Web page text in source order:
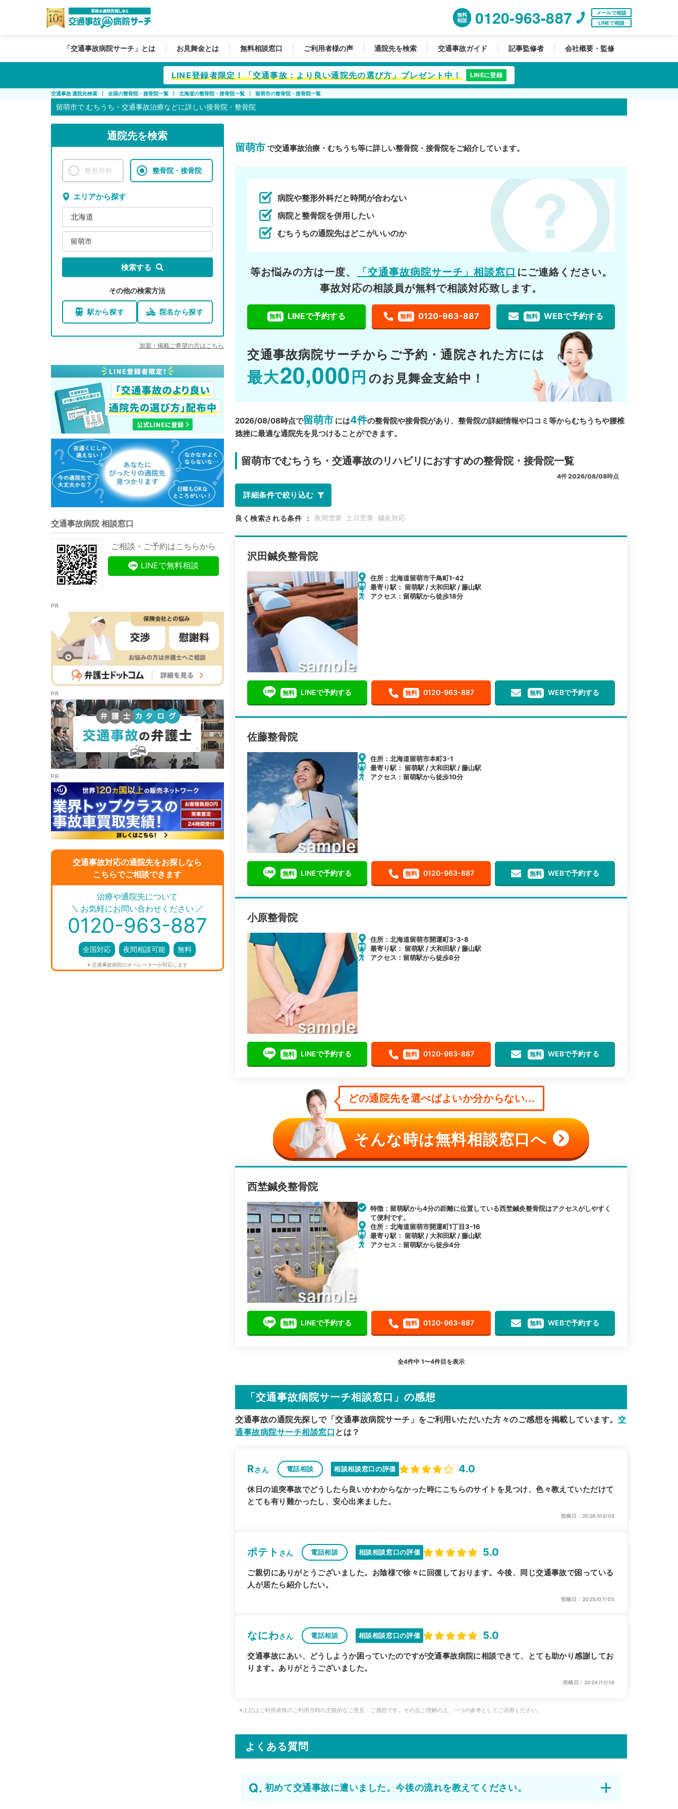
無料
相談
0120-963-887
メールで相談
LINEで相談
「交通事故病院サーチ」とは お見舞金とは 無料相談窓口 ご利用者様の声 通院先を検索 交通事故ガイド 記事監修者 会社概要・監修
LINE登録者限定！「交通事故：より良い通院先の選び方」プレゼント中！ LINEに登録
交通事故 通院先検索 全国の整骨院・接骨院一覧 北海道の整骨院・接骨院一覧 留萌市の整骨院・接骨院一覧
留萌市で むちうち・交通事故治療などに詳しい接骨院・整骨院
通院先を検索
整形外科 整骨院・接骨院
エリアから探す
北海道
留萌市
検索する
その他の検索方法
駅から探す 院名から探す
加盟・掲載ご希望の方はこちら
交通事故病院 相談窓口
ご相談・ご予約はこちらから
LINEで無料相談
交通事故対応の通院先をお探しなら
こちらでご相談できます
＼ ／
治療や通院先について
お気軽にお問い合わせください
0120-963-887
全国対応 夜間相談可能 無料
※ 交通事故病院のオペレーターが対応します
留萌市で交通事故治療・むちうち等に詳しい整骨院・接骨院をご紹介しています。
病院や整形外科だと時間が合わない
病院と整骨院を併用したい
むちうちの通院先はどこがいいのか
等お悩みの方は一度、 「交通事故病院サーチ」相談窓口 にご連絡ください。
事故対応の相談員が無料で相談対応致します。
無料 LINEで予約する 無料 0120-963-887 無料 WEBで予約する
交通事故病院サーチから ご予約・通院された方には
最大20,000 円 のお見舞金支給中！
2026/08/08時点で留萌市 には4件の整骨院や接骨院があり、整骨院の詳細情報や口コミ等からむちうちや腰椎
捻挫に最適な通院先を見つけることができます。
留萌市でむちうち・交通事故のリハビリにおすすめの整骨院・接骨院一覧
4件2026/08/08時点
詳細条件で絞り込む
良く検索される条件 ： 夜間営業 土日営業 鍼灸対応
沢田鍼灸整骨院
住所：北海道留萌市千鳥町1-42
最寄り駅： 留萌駅 / 大和田駅 / 藤山駅
アクセス：留萌駅から徒歩18分
無料 LINEで予約する 無料 0120-963-887 無料 WEBで予約する
佐藤整骨院
住所：北海道留萌市本町3-1
最寄り駅： 留萌駅 / 大和田駅 / 藤山駅
アクセス：留萌駅から徒歩10分
無料 LINEで予約する 無料 0120-963-887 無料 WEBで予約する
小原整骨院
住所：北海道留萌市開運町3-3-8
最寄り駅： 留萌駅 / 大和田駅 / 藤山駅
アクセス：留萌駅から徒歩8分
無料 LINEで予約する 無料 0120-963-887 無料 WEBで予約する
どの通院先を選べばよいか分からない...
そんな時は無料相談窓口へ
西埜鍼灸整骨院
特徴：留萌駅から4分の距離に位置している西埜鍼灸整骨院はアクセスがしやすく
て便利です。
住所：北海道留萌市開運町1丁目3-16
最寄り駅： 留萌駅 / 大和田駅 / 藤山駅
アクセス：留萌駅から徒歩4分
無料 LINEで予約する 無料 0120-963-887 無料 WEBで予約する
全4件中 1〜4件目を表示
「交通事故病院サーチ相談窓口」の感想
交通事故の通院先探しで「交通事故病院サーチ」をご利用いただいた方々のご感想を掲載しています。 交
通事故病院サーチ相談窓口 とは？
Rさん 電話相談 相談相談窓口の評価 4.0
休日の追突事故でどうしたら良いかわからなかった時にこちらのサイトを見つけ、色々教えていただけて
とても有り難かったし、安心出来ました。
投稿日：2026/02/05
ポテト さん 電話相談 相談相談窓口の評価 5.0
ご親切にありがとうございました。お陰様で徐々に回復しております。今後、同じ交通事故で困っている
人が居たら紹介したい。
投稿日：2025/07/03
なにわさん 電話相談 相談相談窓口の評価 5.0
交通事故にあい、どうしようか困っていたのですが交通事故病院に相談できて、とても助かり感謝してお
ります。ありがとうございました。
投稿日：2024/11/14
※上記はご利用者様のご利用当時の主観的なご意見・ご感想です。その点ご理解の上、一つの参考としてご活用ください。
よくある質問
初めて交通事故に遭いました。今後の流れを教えてください。